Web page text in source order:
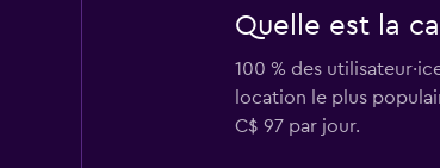
Quelle est la
100 % des
location le plus
C$ 97 par jour.